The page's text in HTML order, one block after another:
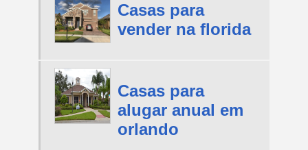
Casas para
vender na florida
Casas para
alugar anual em
orlando